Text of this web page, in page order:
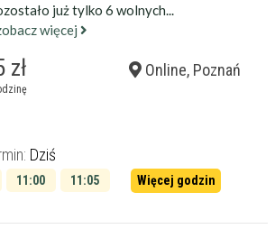
już tylko 6 wolnych...
więcej
zł Online, Poznań
Dziś
11:00
11:05
Więcej godzin